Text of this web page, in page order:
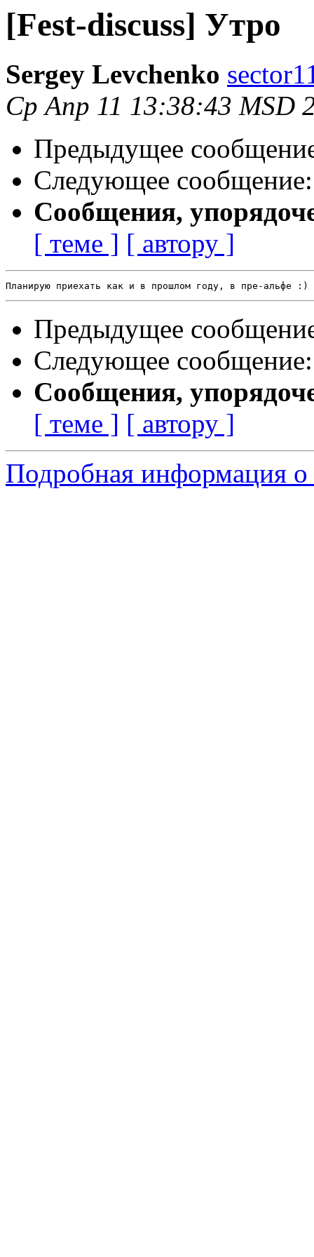
[Fest-discuss] Утро
Sergey Levchenko
Ср Апр 11 13:38:43 MSD
Предыдущее
Следующее
Сообщения,
[ теме ] [ автору ]
Предыдущее
Следующее
Сообщения,
[ теме ] [ автору ]
Подробная информация о